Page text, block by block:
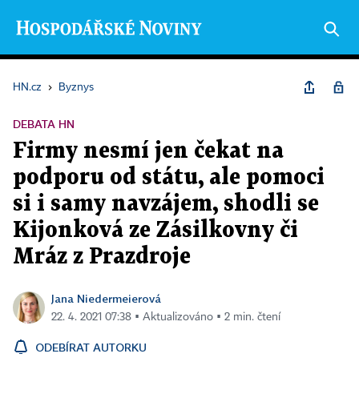
HN.cz › Byznys
DEBATA HN
Firmy nesmí jen čekat na
podporu od státu, ale pomoci
si i samy navzájem, shodli se
Kijonková ze Zásilkovny či
Mráz z Prazdroje
Jana Niedermeierová
22. 4. 2021 07:38 ▪ Aktualizováno ▪ 2 min. čtení
ODEBÍRAT AUTORKU